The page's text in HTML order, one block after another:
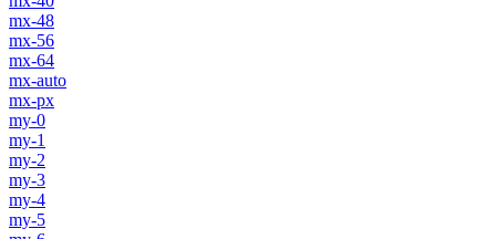
mx-48
mx-56
mx-64
mx-auto
mx-px
my-0
my-1
my-2
my-3
my-4
my-5